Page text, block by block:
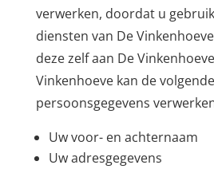
verwerken, doordat u
diensten van De
deze zelf aan De
Vinkenhoeve kan de volgende
persoonsgegevens
Uw voor- en achternaam
Uw adresgegevens